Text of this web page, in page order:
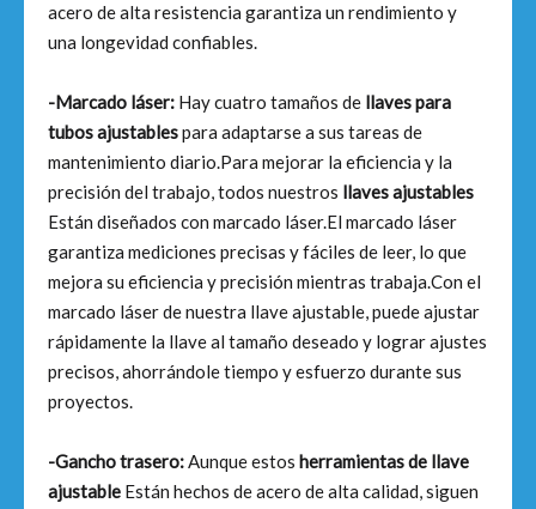
acero de alta resistencia garantiza un rendimiento y
una longevidad confiables.
-Marcado láser: Hay cuatro tamaños de llaves para
tubos ajustablespara adaptarse a sus tareas de
mantenimiento diario.Para mejorar la eficiencia y la
precisión del trabajo, todos nuestros llaves ajustables
Están diseñados con marcado láser.El marcado láser
garantiza mediciones precisas y fáciles de leer, lo que
mejora su eficiencia y precisión mientras trabaja.Con el
marcado láser de nuestra llave ajustable, puede ajustar
rápidamente la llave al tamaño deseado y lograr ajustes
precisos, ahorrándole tiempo y esfuerzo durante sus
proyectos.
-Gancho trasero:Aunque estos herramientas de llave
ajustable Están hechos de acero de alta calidad, siguen